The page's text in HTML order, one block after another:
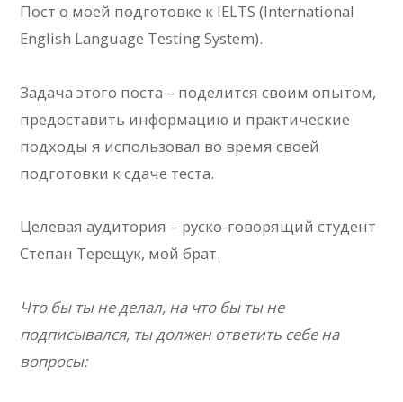
Пост о моей подготовке к IELTS (International
English Language Testing System).
Задача этого поста – поделится своим опытом,
предоставить информацию и практические
подходы я использовал во время своей
подготовки к сдаче теста.
Целевая аудитория – руско-говорящий студент
Степан Терещук, мой брат.
Что бы ты не делал, на что бы ты не
подписывался, ты должен ответить себе на
вопросы: